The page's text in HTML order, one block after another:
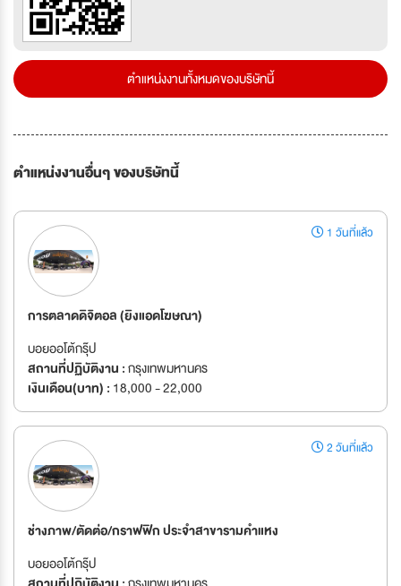
ตำแหน่งงานทั้งหมดของบริษัทนี้
ตำแหน่งงานอื่นๆ ของบริษัทนี้
1 วันที่แล้ว
การตลาดดิจิตอล (ยิงแอดโฆษณา)
บอยออโต้กรุ๊ป
สถานที่ปฏิบัติงาน :กรุงเทพมหานคร
เงินเดือน(บาท) : 18,000 - 22,000
2 วันที่แล้ว
ช่างภาพ/ตัดต่อ/กราฟฟิก ประจำสาขารามคำแหง
บอยออโต้กรุ๊ป